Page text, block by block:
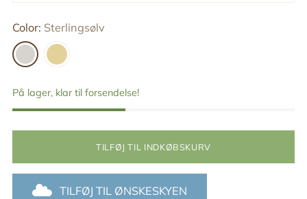
Color: Sterlingsølv
På lager, klar til forsendelse!
TILFØJ TIL INDKØBSKURV
TILFØJ TIL ØNSKESKYEN